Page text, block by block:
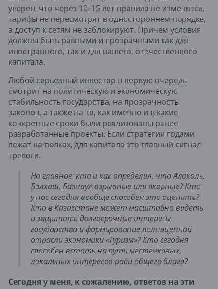
уверен, что через 10–15 лет правила не изменятся,
тарифы не пересмотрят в одностороннем порядке,
а доступ к сетям не заблокируют. Причем условия
должны быть равными и прозрачными как для
иностранного, так и для нашего, отечественного
капитала.
Любой серьезный инвестор в первую очередь
смотрит на политическую и экономическую
стабильность государства, на прозрачность
законов, а также на то, как именно и в какие
конкретные сроки были реализованы ранее
разработанные проекты. Если стратегии годами
лежат на полках, для капитала это главный сигнал
тревоги.
Но главное: кто и как определил, что Алаколь,
Балхаш, Баянаул взрывные или якорные? Кто
у нас сегодня вообще способен это оценить?
Кто в Казахстане может масштабно видеть
и защитить долгосрочные интересы
государства и формирование полноценной
отрасли экономики «Туризм»? Кто сегодня
способен встать на пути местечковых,
локальных интересов ради общего блага?
Сегодня у меня, к сожалению, ответов на эти